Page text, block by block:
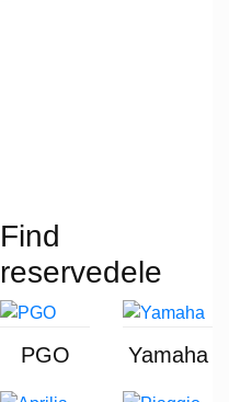
Find
reservedele
PGO Yamaha